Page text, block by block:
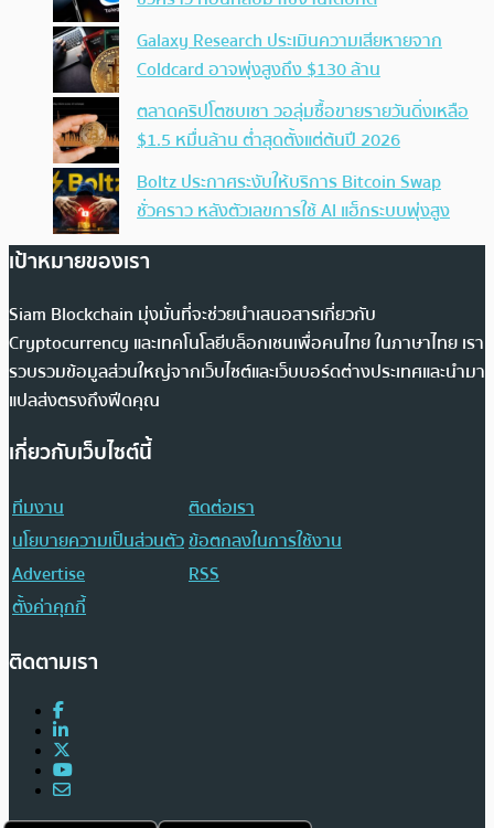
Galaxy Research ประเมินความเสียหายจาก
Coldcard อาจพุ่งสูงถึง $130 ล้าน
ตลาดคริปโตซบเซา วอลุ่มซื้อขายรายวันดิ่งเหลือ
$1.5 หมื่นล้าน ต่ำสุดตั้งแต่ต้นปี 2026
Boltz ประกาศระงับให้บริการ Bitcoin Swap
ชั่วคราว หลังตัวเลขการใช้ AI แฮ็กระบบพุ่งสูง
เป้าหมายของเรา
Siam Blockchain มุ่งมั่นที่จะช่วยนำเสนอสารเกี่ยวกับ
Cryptocurrency และเทคโนโลยีบล็อกเชนเพื่อคนไทย ในภาษาไทย เรา
รวบรวมข้อมูลส่วนใหญ่จากเว็บไซต์และเว็บบอร์ดต่างประเทศและนำมา
แปลส่งตรงถึงฟีดคุณ
เกี่ยวกับเว็บไซต์นี้
ทีมงาน
ติดต่อเรา
นโยบายความเป็นส่วนตัวข้อตกลงในการใช้งาน
Advertise
RSS
ตั้งค่าคุกกี้
ติดตามเรา